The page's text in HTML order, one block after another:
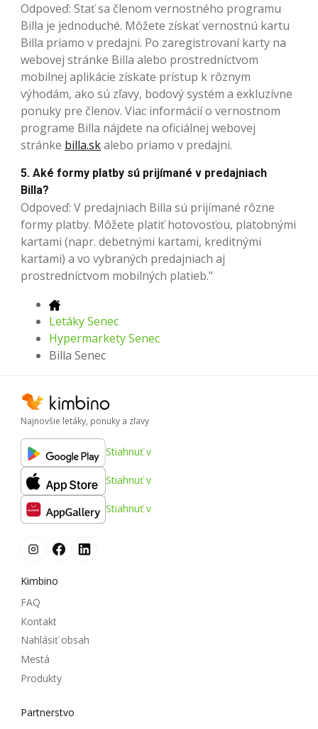
Odpoveď: Stať sa členom vernostného programu
Billa je jednoduché. Môžete získať vernostnú kartu
Billa priamo v predajni. Po zaregistrovaní karty na
webovej stránke Billa alebo prostredníctvom
mobilnej aplikácie získate prístup k rôznym
výhodám, ako sú zľavy, bodový systém a exkluzívne
ponuky pre členov. Viac informácií o vernostnom
programe Billa nájdete na oficiálnej webovej
stránke billa.skalebo priamo v predajni.
5. Aké formy platby sú prijímané v predajniach
Billa?
Odpoveď: V predajniach Billa sú prijímané rôzne
formy platby. Môžete platiť hotovosťou, platobnými
kartami (napr. debetnými kartami, kreditnými
kartami) a vo vybraných predajniach aj
prostredníctvom mobilných platieb."
Letáky Senec
Hypermarkety Senec
Billa Senec
Najnovšie letáky, ponuky a zľavy
Stiahnuť v
Stiahnuť v
Stiahnuť v
Kimbino
FAQ
Kontakt
Nahlásiť obsah
Mestá
Produkty
Partnerstvo